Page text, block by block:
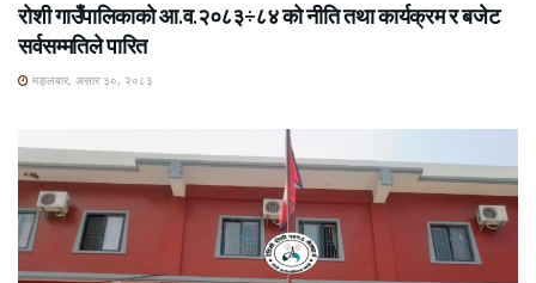
रोशी गाउँपालिकाको आ.व.२०८३÷८४ को नीति तथा कार्यक्रम र बजेट
सर्वसम्मतिले पारित
मङ्लबार, असार ३०, २०८३